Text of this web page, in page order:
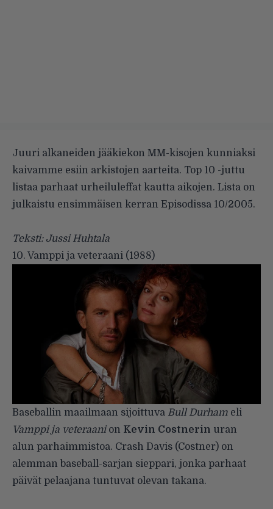
Juuri alkaneiden jääkiekon MM-kisojen kunniaksi
kaivamme esiin arkistojen aarteita. Top 10 -juttu
listaa parhaat urheiluleffat kautta aikojen. Lista on
julkaistu ensimmäisen kerran Episodissa 10/2005.
Teksti: Jussi Huhtala
10. Vamppi ja veteraani (1988)
Baseballin maailmaan sijoittuva Bull Durham eli
Vamppi ja veteraanion Kevin Costnerin uran
alun parhaimmistoa. Crash Davis (Costner) on
alemman baseball-sarjan sieppari, jonka parhaat
päivät pelaajana tuntuvat olevan takana.